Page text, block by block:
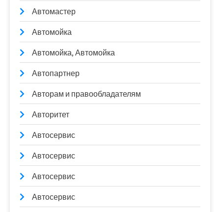
Автомастер
Автомойка
Автомойка, Автомойка
Автопартнер
Авторам и правообладателям
Авторитет
Автосервис
Автосервис
Автосервис
Автосервис